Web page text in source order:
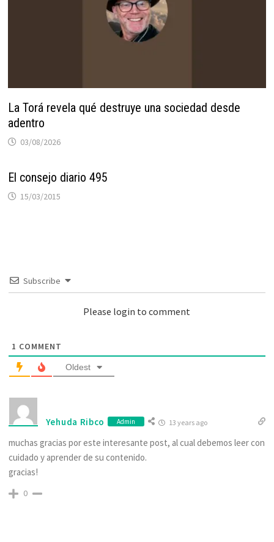
La Torá revela qué destruye una sociedad desde
adentro
03/08/2026
El consejo diario 495
15/03/2015
Subscribe
Please login to comment
1 COMMENT
Oldest
Yehuda Ribco Admin 13 years ago
muchas gracias por este interesante post, al cual debemos leer con
cuidado y aprender de su contenido.
gracias!
0